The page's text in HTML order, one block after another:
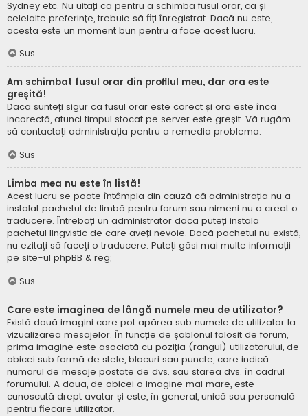
Sydney etc. Nu uitați că pentru a schimba fusul orar, ca și
celelalte preferințe, trebuie să fiți înregistrat. Dacă nu este,
acesta este un moment bun pentru a face acest lucru.
Sus
Am schimbat fusul orar din profilul meu, dar ora este
greșită!
Dacă sunteți sigur că fusul orar este corect și ora este încă
incorectă, atunci timpul stocat pe server este greșit. Vă rugăm
să contactați administrația pentru a remedia problema.
Sus
Limba mea nu este în listă!
Acest lucru se poate întâmpla din cauză că administrația nu a
instalat pachetul de limbă pentru forum sau nimeni nu a creat o
traducere. Întrebați un administrator dacă puteți instala
pachetul lingvistic de care aveți nevoie. Dacă pachetul nu există,
nu ezitați să faceți o traducere. Puteți găsi mai multe informații
pe site-ul phpBB & reg;
Sus
Care este imaginea de lângă numele meu de utilizator?
Există două imagini care pot apărea sub numele de utilizator la
vizualizarea mesajelor. În funcție de șablonul folosit de forum,
prima imagine este asociată cu poziția (rangul) utilizatorului, de
obicei sub formă de stele, blocuri sau puncte, care indică
numărul de mesaje postate de dvs. sau starea dvs. în cadrul
forumului. A doua, de obicei o imagine mai mare, este
cunoscută drept avatar și este, în general, unică sau personală
pentru fiecare utilizator.